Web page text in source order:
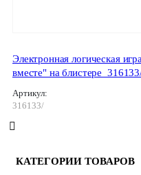
Электронная логическая
вместе" на
Артикул:
316133/
КАТЕГОРИИ ТОВАРОВ